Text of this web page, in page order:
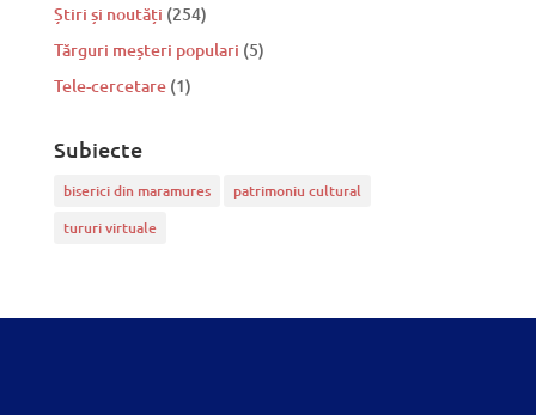
Știri și noutăți (254)
Tărguri meșteri populari (5)
Tele-cercetare(1)
Subiecte
biserici din maramures
patrimoniu cultural
tururi virtuale